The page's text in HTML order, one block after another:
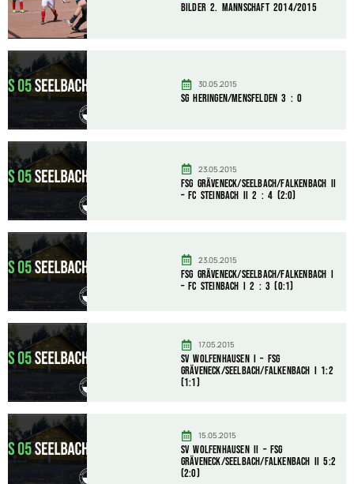
Bilder 2. Mannschaft 2014/2015
30.05.2015
SG Heringen/Mensfelden 3 : 0
23.05.2015
FSG Gräveneck/Seelbach/Falkenbach II
– FC Steinbach II 2 : 4 (2:0)
23.05.2015
FSG Gräveneck/Seelbach/Falkenbach I
– FC Steinbach I 2 : 3 (0:1)
17.05.2015
SV Wolfenhausen I – FSG
Gräveneck/Seelbach/Falkenbach I 1:2
(1:1)
15.05.2015
SV Wolfenhausen II – FSG
Gräveneck/Seelbach/Falkenbach II 5:2
(2:0)